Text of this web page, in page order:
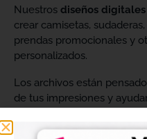
Nuestros diseños digitales
crear camisetas,
prendas promocionales y
personalizados.
Los archivos están
de tus impresiones y
tendrás que adaptar el